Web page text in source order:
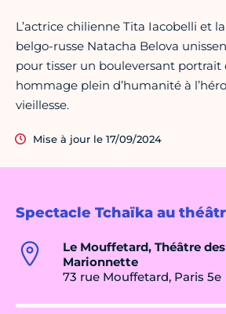
Spectacle Tchaïka au
Le Mouffetard, Théâtre
Marionnette
73 rue Mouffetard, Paris 5e
L’actrice chilienne Tita Iacobelli et
belgo-russe Natacha Belova
pour tisser un bouleversant portrait
hommage plein d’humanité à
vieillesse.
Mise à jour le 17/09/2024